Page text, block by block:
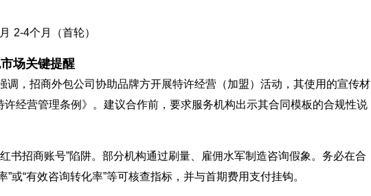
2-4个月（首轮）
场关键提醒
调，招商外包公司协助品牌方开展特许经营（加盟）活动，其使用的宣传材
经营管理条例》。建议合作前，要求服务机构出示其合同模板的合规性说
书招商账号”陷阱。部分机构通过刷量、雇佣水军制造咨询假象。务必在合
”或“有效咨询转化率”等可核查指标，并与首期费用支付挂钩。